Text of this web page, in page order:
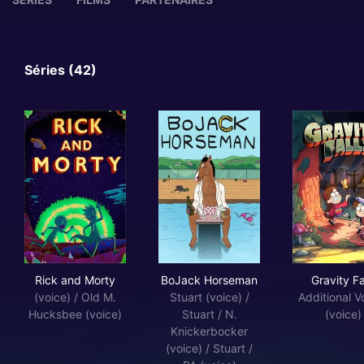
Séries (42)
Rick and Morty
(voice) / Old M.
Hucksbee (voice)
BoJack Horseman
Stuart (voice) /
Stuart / N.
Knickerbocker
(voice) / Stuart /
Gravity
Additional
(voice)